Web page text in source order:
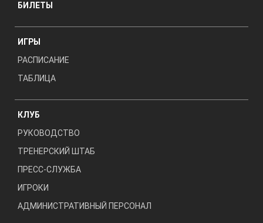
БИЛЕТЫ
ИГРЫ
РАСПИСАНИЕ
ТАБЛИЦА
КЛУБ
РУКОВОДСТВО
ТРЕНЕРСКИЙ ШТАБ
ПРЕСС-СЛУЖБА
ИГРОКИ
АДМИНИСТРАТИВНЫЙ ПЕРСОНАЛ